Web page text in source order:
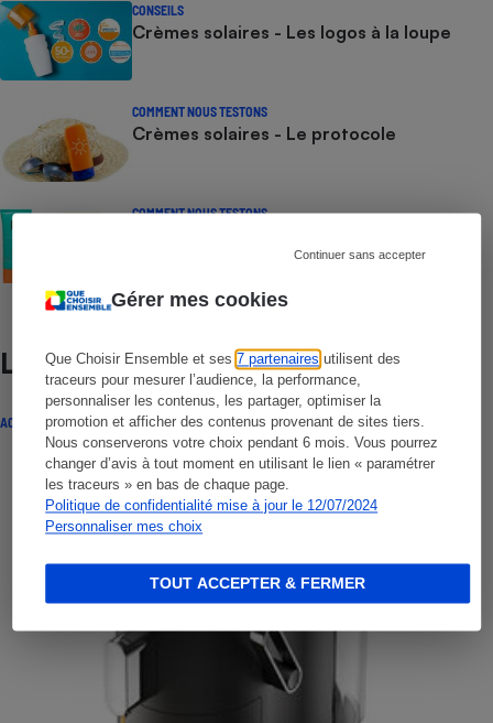
Gérer mes cookies
Que Choisir Ensemble et ses7 partenaires utilisent des
traceurs pour mesurer l’audience, la performance,
personnaliser les contenus, les partager, optimiser la
promotion et afficher des contenus provenant de sites tiers.
Nous conserverons votre choix pendant 6 mois. Vous pourrez
changer d’avis à tout moment en utilisant le lien « paramétrer
les traceurs » en bas de chaque page.
Politique de confidentialité mise à jour le 12/07/2024
Personnaliser mes choix
Continuer sans accepter
TOUT ACCEPTER & FERMER
CONSEILS
Crèmes solaires - Les logos à la loupe
COMMENT NOUS TESTONS
Crèmes solaires - Le protocole
COMMENT NOUS TESTONS
Lire aussi
ACTUALITÉ